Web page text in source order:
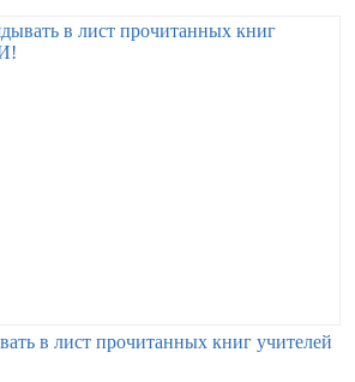
в лист прочитанных книг учителей